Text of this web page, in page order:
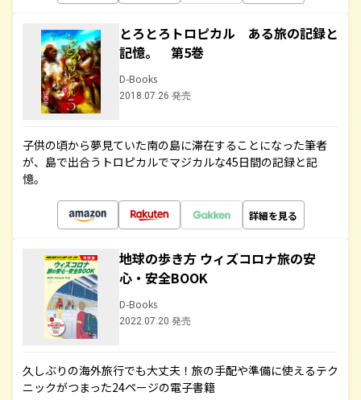
とろとろトロピカル ある旅の記録と
記憶。 第5巻
D-Books
2018.07.26 発売
子供の頃から夢見ていた南の島に滞在することになった筆者
が、島で出合うトロピカルでマジカルな45日間の記録と記
憶。
詳細を見る
地球の歩き方 ウィズコロナ旅の安
心・安全BOOK
D-Books
2022.07.20 発売
久しぶりの海外旅行でも大丈夫！旅の手配や準備に使えるテク
ニックがつまった24ページの電子書籍